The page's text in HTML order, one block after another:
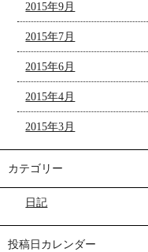
2015年9月
2015年7月
2015年6月
2015年4月
2015年3月
カテゴリー
日記
投稿日カレンダー